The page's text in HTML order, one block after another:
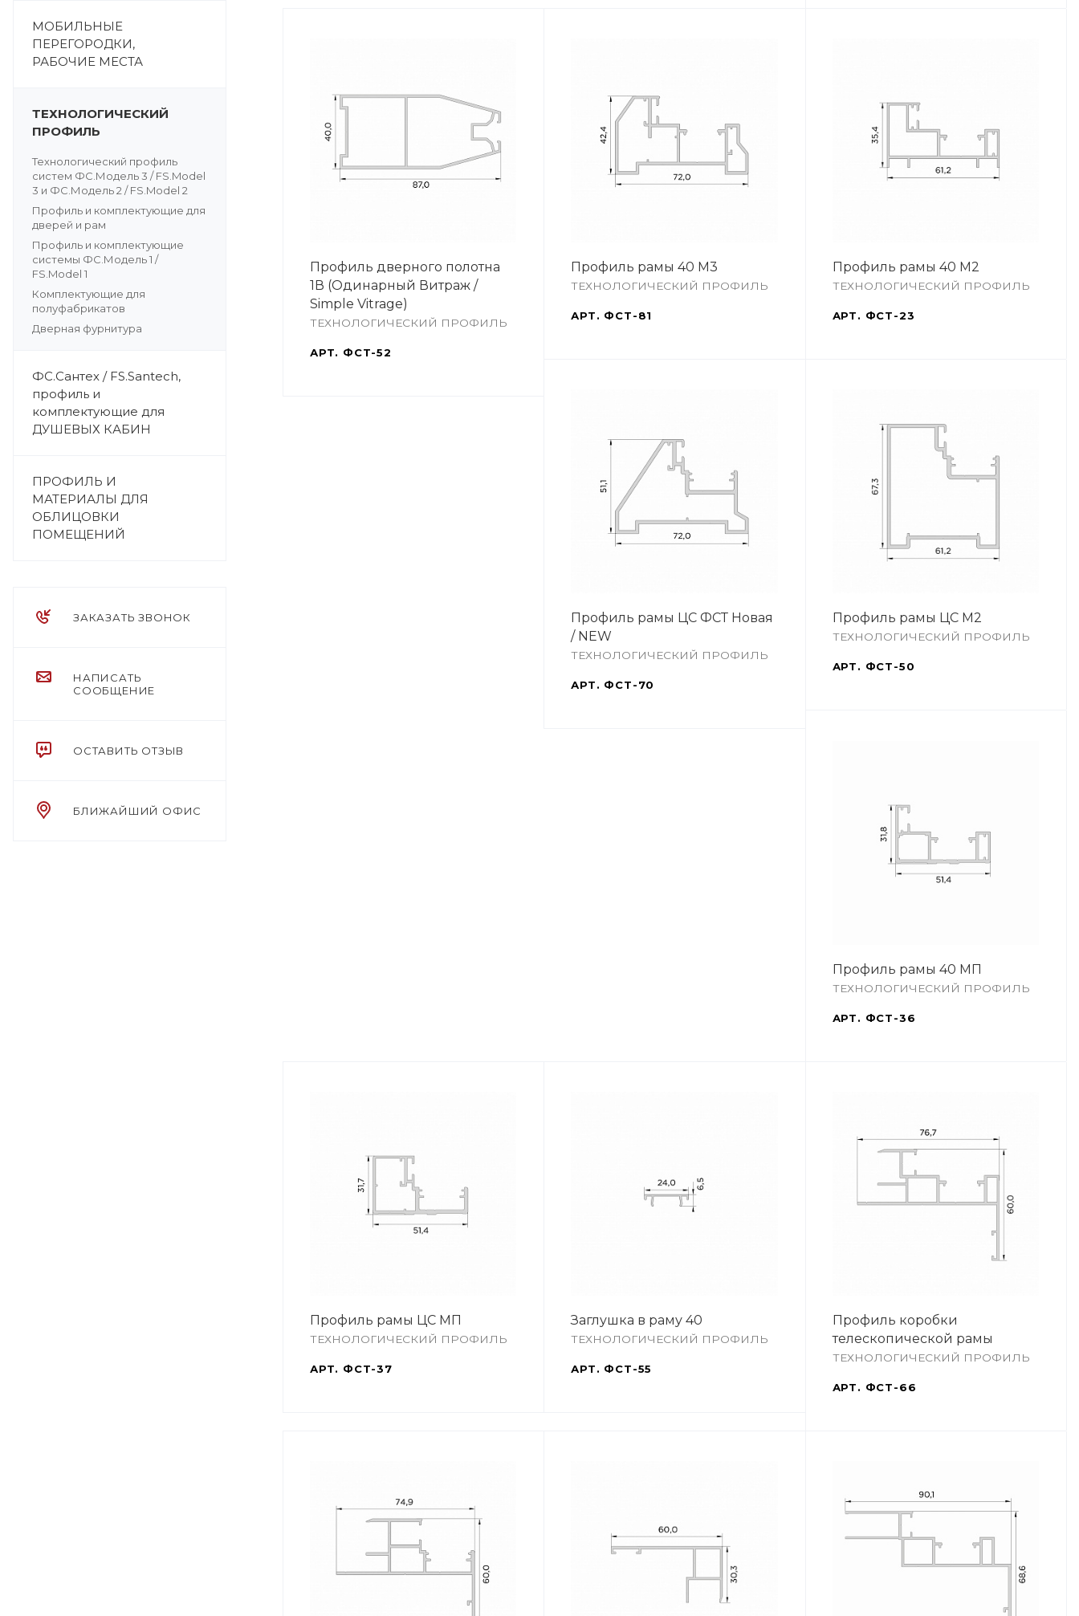
МОБИЛЬНЫЕ
ПЕРЕГОРОДКИ,
РАБОЧИЕ МЕСТА
ТЕХНОЛОГИЧЕСКИЙ
ПРОФИЛЬ
Технологический профиль
систем ФС.Модель 3 / FS.Model
3 и ФС.Модель 2 / FS.Model 2
Профиль и комплектующие для
дверей и рам
Профиль и комплектующие
системы ФС.Модель 1 /
FS.Model 1
Комплектующие для
полуфабрикатов
Дверная фурнитура
ФС.Сантех / FS.Santech,
профиль и
комплектующие для
ДУШЕВЫХ КАБИН
ПРОФИЛЬ И
МАТЕРИАЛЫ ДЛЯ
ОБЛИЦОВКИ
ПОМЕЩЕНИЙ
ЗАКАЗАТЬ ЗВОНОК
НАПИСАТЬ
СООБЩЕНИЕ
ОСТАВИТЬ ОТЗЫВ
БЛИЖАЙШИЙ ОФИС
Профиль дверного полотна
1В (Одинарный Витраж /
Simple Vitrage)
ТЕХНОЛОГИЧЕСКИЙ ПРОФИЛЬ
АРТ. ФСТ-52
Профиль рамы 40 М3
ТЕХНОЛОГИЧЕСКИЙ ПРОФИЛЬ
АРТ. ФСТ-81
Профиль рамы 40 М2
ТЕХНОЛОГИЧЕСКИЙ ПРОФИЛЬ
АРТ. ФСТ-23
Профиль рамы ЦС ФСТ Новая
/ NEW
ТЕХНОЛОГИЧЕСКИЙ ПРОФИЛЬ
АРТ. ФСТ-70
Профиль рамы ЦС М2
ТЕХНОЛОГИЧЕСКИЙ ПРОФИЛЬ
АРТ. ФСТ-50
Профиль рамы 40 МП
ТЕХНОЛОГИЧЕСКИЙ ПРОФИЛЬ
АРТ. ФСТ-36
Профиль рамы ЦС МП
ТЕХНОЛОГИЧЕСКИЙ ПРОФИЛЬ
АРТ. ФСТ-37
Заглушка в раму 40
ТЕХНОЛОГИЧЕСКИЙ ПРОФИЛЬ
АРТ. ФСТ-55
Профиль коробки
телескопической рамы
ТЕХНОЛОГИЧЕСКИЙ ПРОФИЛЬ
АРТ. ФСТ-66